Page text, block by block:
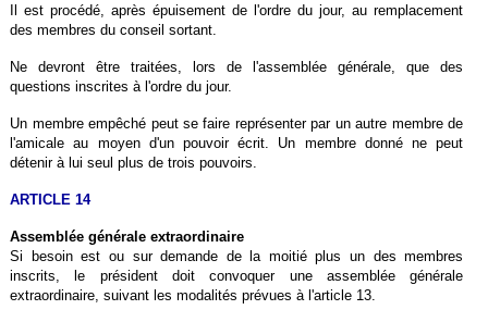
Il est procédé, après épuisement de l'ordre du jour, au remplacement
des membres du conseil sortant.
Ne devront être traitées, lors de l'assemblée générale, que des
questions inscrites à l'ordre du jour.
Un membre empêché peut se faire représenter par un autre membre de
l'amicale au moyen d'un pouvoir écrit. Un membre donné ne peut
détenir à lui seul plus de trois pouvoirs.
ARTICLE 14
Assemblée générale extraordinaire
Si besoin est ou sur demande de la moitié plus un des membres
inscrits, le président doit convoquer une assemblée générale
extraordinaire, suivant les modalités prévues à l'article 13.